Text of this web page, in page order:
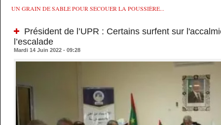
UN GRAIN DE SABLE POUR SECOUER LA POUSSIÈRE...
Président de l’UPR : Certains surfent sur
l’escalade
Mardi 14 Juin 2022 - 09:28